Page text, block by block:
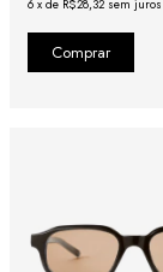
6 x de R$28,32 sem juros